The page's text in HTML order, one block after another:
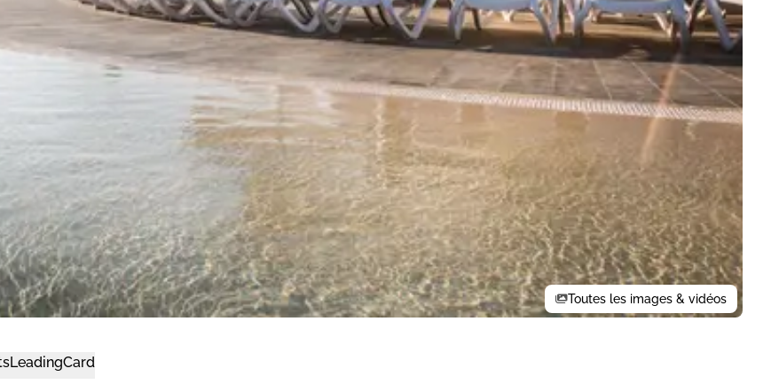
Toutes les images & vidéos
LeadingCard